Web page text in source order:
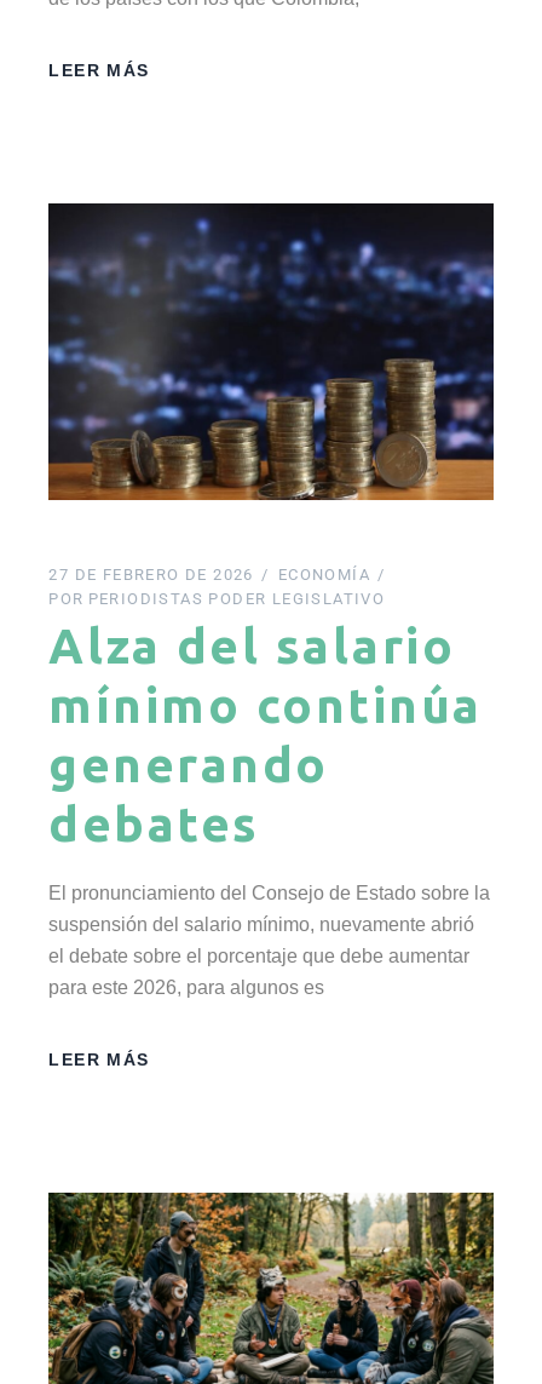
LEER MÁS
27 DE FEBRERO DE 2026
ECONOMÍA
POR PERIODISTAS PODER LEGISLATIVO
Alza del salario
mínimo continúa
generando
debates
El pronunciamiento del Consejo de Estado sobre la
suspensión del salario mínimo, nuevamente abrió
el debate sobre el porcentaje que debe aumentar
para este 2026, para algunos es
LEER MÁS